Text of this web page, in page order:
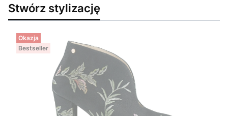
Stwórz stylizację
Okazja
Bestseller